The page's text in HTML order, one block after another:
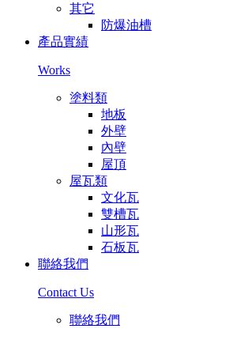
其它
防爆油槽
產品實績
Works
塗料類
地板
外壁
內壁
屋頂
屋瓦類
文化瓦
雙槽瓦
山形瓦
石板瓦
聯絡我們
Contact Us
聯絡我們